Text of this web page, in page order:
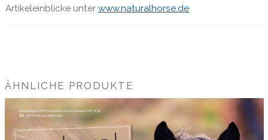
Artikeleinblicke unter www.naturalhorse.de
ÄHNLICHE PRODUKTE